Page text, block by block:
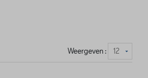
Weergeven :